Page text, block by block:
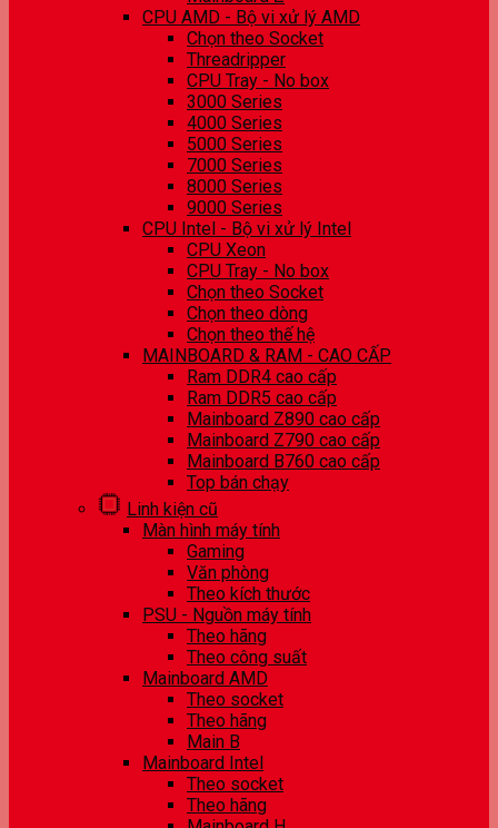
CPU AMD - Bộ vi xử lý AMD
Chọn theo Socket
Threadripper
CPU Tray - No box
3000 Series
4000 Series
5000 Series
7000 Series
8000 Series
9000 Series
CPU Intel - Bộ vi xử lý Intel
CPU Xeon
CPU Tray - No box
Chọn theo Socket
Chọn theo dòng
Chọn theo thế hệ
MAINBOARD & RAM - CAO CẤP
Ram DDR4 cao cấp
Ram DDR5 cao cấp
Mainboard Z890 cao cấp
Mainboard Z790 cao cấp
Mainboard B760 cao cấp
Top bán chạy
Linh kiện cũ
Màn hình máy tính
Gaming
Văn phòng
Theo kích thước
PSU - Nguồn máy tính
Theo hãng
Theo công suất
Mainboard AMD
Theo socket
Theo hãng
Main B
Mainboard Intel
Theo socket
Theo hãng